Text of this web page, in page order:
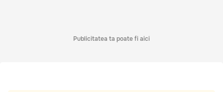
Publicitatea ta poate fi aici